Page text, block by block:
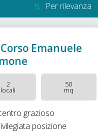
Per rilevanza
Emanuele
2
locali
50
mq
grazioso
posizione